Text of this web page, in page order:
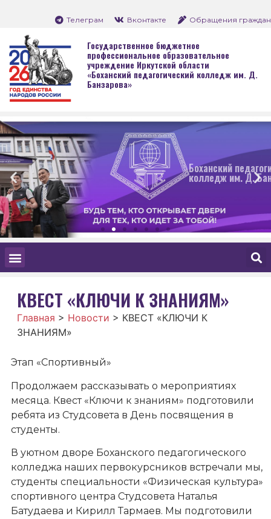
Телеграм Вконтакте Обращения граждан
Государственное бюджетное
профессиональное образовательное
учреждение Иркутской области
«Боханский педагогический колледж им. Д.
Банзарова»
Боханский педагогический
колледж им. Д. Банзарова
КВЕСТ «КЛЮЧИ К ЗНАНИЯМ»
Главная > Новости > КВЕСТ «КЛЮЧИ К
ЗНАНИЯМ»
Этап «Спортивный»
Продолжаем рассказывать о мероприятиях
месяца. Квест «Ключи к знаниям» подготовили
ребята из Студсовета в День посвящения в
студенты.
В уютном дворе Боханского педагогического
колледжа наших первокурсников встречали мы,
студенты специальности «Физическая культура»
спортивного центра Студсовета Наталья
Батудаева и Кирилл Тармаев. Мы подготовили